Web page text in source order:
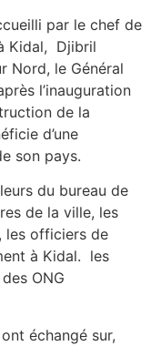
par le chef de
Kidal, Djibril
Nord, le Général
l’inauguration
de la
d’une
son pays.
du bureau de
de la ville, les
les officiers de
à Kidal. les
ONG
échangé sur,